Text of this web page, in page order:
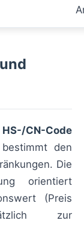
HS-/CN-Code
den
Die
orientiert
(Preis
zur